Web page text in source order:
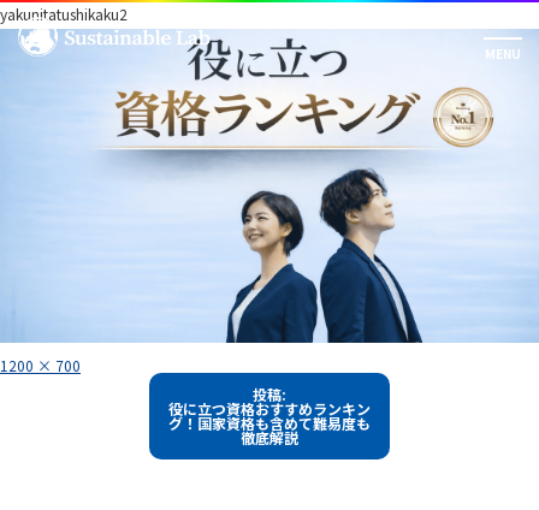
yakunitatushikaku2
フ
ル
1200 × 700
投稿:
役に立つ資格おすすめランキン
グ！国家資格も含めて難易度も
徹底解説